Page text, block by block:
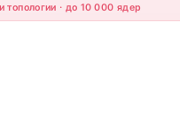
· до 10 000 ядер